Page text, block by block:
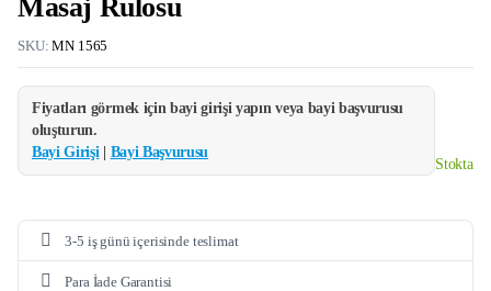
Masaj Rulosu
SKU: MN 1565
Fiyatları görmek için bayi girişi yapın veya bayi başvurusu
oluşturun.
Bayi Girişi
Bayi Başvurusu
Stokta
3-5 iş günü içerisinde teslimat
Para İade Garantisi